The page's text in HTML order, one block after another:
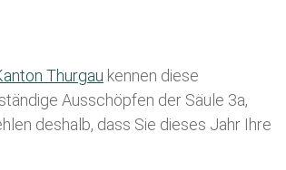
Thurgau kennen diese
Ausschöpfen der Säule 3a,
deshalb, dass Sie dieses Jahr Ihre